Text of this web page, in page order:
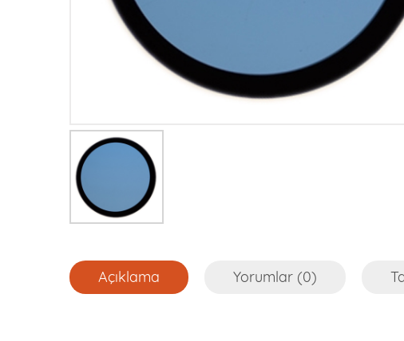
Açıklama Yorumlar (0)